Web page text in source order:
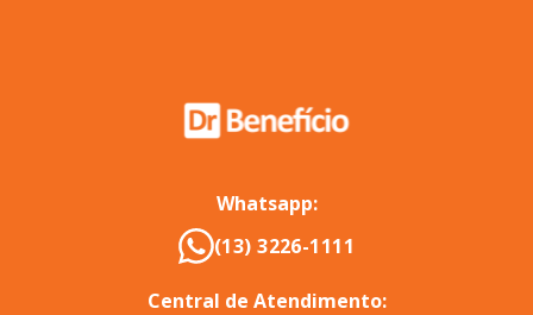
Whatsapp:
(13) 3226-1111
Central de Atendimento: